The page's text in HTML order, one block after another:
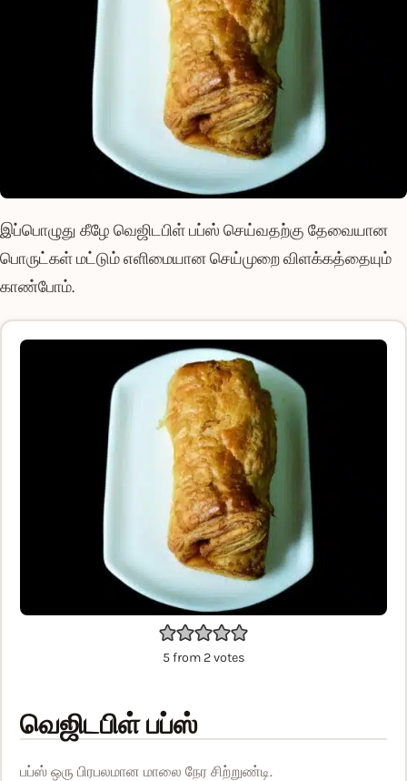
இப்பொழுது கீழே வெஜிடபிள் பப்ஸ் செய்வதற்கு தேவையான
பொருட்கள் மட்டும் எளிமையான செய்முறை விளக்கத்தையும்
காண்போம்.
5from 2votes
வெஜிடபிள் பப்ஸ்
பப்ஸ் ஒரு பிரபலமான மாலை நேர சிற்றுண்டி.